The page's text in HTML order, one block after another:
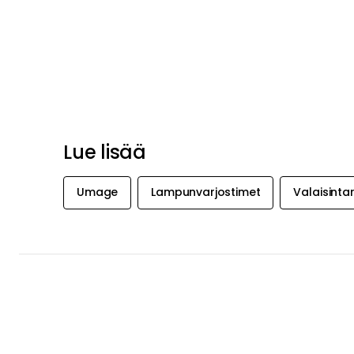
Lue lisää
Umage Lampunvarjostimet